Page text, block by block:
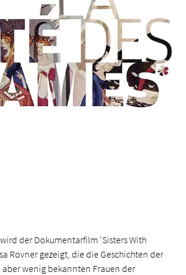
der Dokumentarfilm 'Sisters With
Rovner gezeigt, die die Geschichten der
wenig bekannten Frauen der